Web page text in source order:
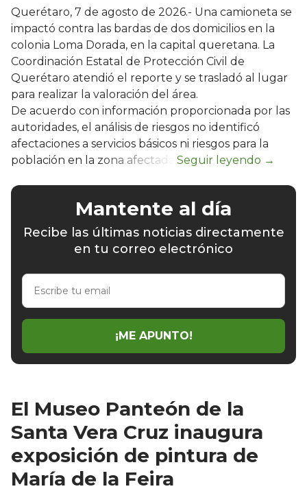
Querétaro, 7 de agosto de 2026.- Una camioneta se
impactó contra las bardas de dos domicilios en la
colonia Loma Dorada, en la capital queretana. La
Coordinación Estatal de Protección Civil de
Querétaro atendió el reporte y se trasladó al lugar
para realizar la valoración del área.
De acuerdo con información proporcionada por las
autoridades, el análisis de riesgos no identificó
afectaciones a servicios básicos ni riesgos para la
población en la zona afectada.
Mantente al día
Recibe las últimas noticias directamente
en tu correo electrónico
Escribe
email
¡ME APUNTO!
El Museo Panteón de la
Santa Vera Cruz inaugura
exposición de pintura de
María de la Feira